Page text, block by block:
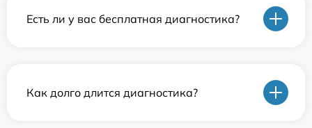
Есть ли у вас бесплатная диагностика?
Как долго длится диагностика?